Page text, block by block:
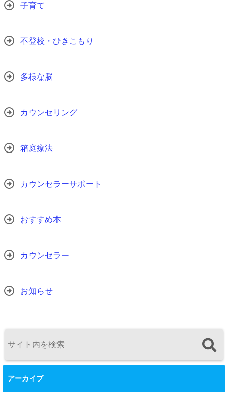
子育て
不登校・ひきこもり
多様な脳
カウンセリング
箱庭療法
カウンセラーサポート
おすすめ本
カウンセラー
お知らせ
アーカイブ